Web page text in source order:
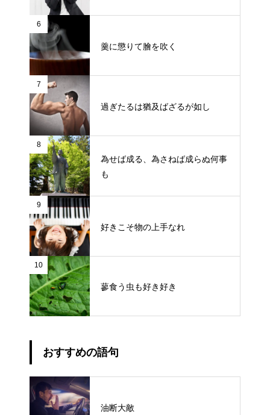
6
羹に懲りて膾を吹く
7
過ぎたるは猶及ばざるが如し
8
為せば成る、為さねば成らぬ何事
も
9
好きこそ物の上手なれ
10
蓼食う虫も好き好き
おすすめの語句
油断大敵